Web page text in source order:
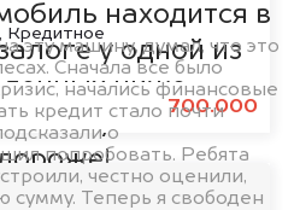
Кредитное
700.000
эту машину, думал, что это
Сначала все было
начались финансовые
кредит стало почти
о
попробовать. Ребята
честно оценили,
сумму. Теперь я свободен
находится в
у одной из
ниже
мы купим его на